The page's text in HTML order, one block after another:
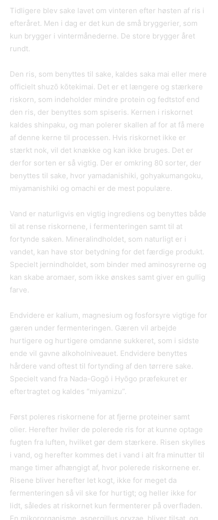
Tidligere blev sake lavet om vinteren efter høsten af ris i
efteråret. Men i dag er det kun de små bryggerier, som
kun brygger i vintermånederne. De store brygger året
rundt.
Den ris, som benyttes til sake, kaldes saka mai eller mere
officielt shuzō kōtekimai. Det er et længere og stærkere
riskorn, som indeholder mindre protein og fedtstof end
den ris, der benyttes som spiseris. Kernen i riskornet
kaldes shinpaku, og man polerer skallen af for at få mere
af denne kerne til processen. Hvis riskornet ikke er
stærkt nok, vil det knække og kan ikke bruges. Det er
derfor sorten er så vigtig. Der er omkring 80 sorter, der
benyttes til sake, hvor yamadanishiki, gohyakumangoku,
miyamanishiki og omachi er de mest populære.
Vand er naturligvis en vigtig ingrediens og benyttes både
til at rense riskornene, i fermenteringen samt til at
fortynde saken. Mineralindholdet, som naturligt er i
vandet, kan have stor betydning for det færdige produkt.
Specielt jernindholdet, som binder med aminosyrerne og
kan skabe aromaer, som ikke ønskes samt giver en gullig
farve.
Endvidere er kalium, magnesium og fosforsyre vigtige for
gæren under fermenteringen. Gæren vil arbejde
hurtigere og hurtigere omdanne sukkeret, som i sidste
ende vil gavne alkoholniveauet. Endvidere benyttes
hårdere vand oftest til fortynding af den tørrere sake.
Specielt vand fra Nada-Gogō i Hyōgo præfekuret er
eftertragtet og kaldes “miyamizu”.
Først poleres riskornene for at fjerne proteiner samt
olier. Herefter hviler de polerede ris for at kunne optage
fugten fra luften, hvilket gør dem stærkere. Risen skylles
i vand, og herefter kommes det i vand i alt fra minutter til
mange timer afhængigt af, hvor polerede riskornene er.
Risene bliver herefter let kogt, ikke for meget da
fermenteringen så vil ske for hurtigt; og heller ikke for
lidt, således at riskornet kun fermenterer på overfladen.